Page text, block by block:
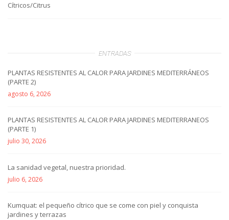
Cítricos/Citrus
ENTRADAS
PLANTAS RESISTENTES AL CALOR PARA JARDINES MEDITERRÁNEOS
(PARTE 2)
agosto 6, 2026
PLANTAS RESISTENTES AL CALOR PARA JARDINES MEDITERRANEOS
(PARTE 1)
julio 30, 2026
La sanidad vegetal, nuestra prioridad.
julio 6, 2026
Kumquat: el pequeño cítrico que se come con piel y conquista
jardines y terrazas